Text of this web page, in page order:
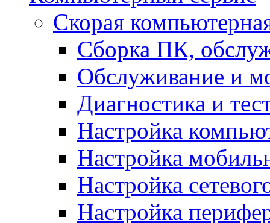
Скорая
Сборка ПК,
Обслуживание и
Диагностика и
Настройка
Настройка
Настройка
Настройка